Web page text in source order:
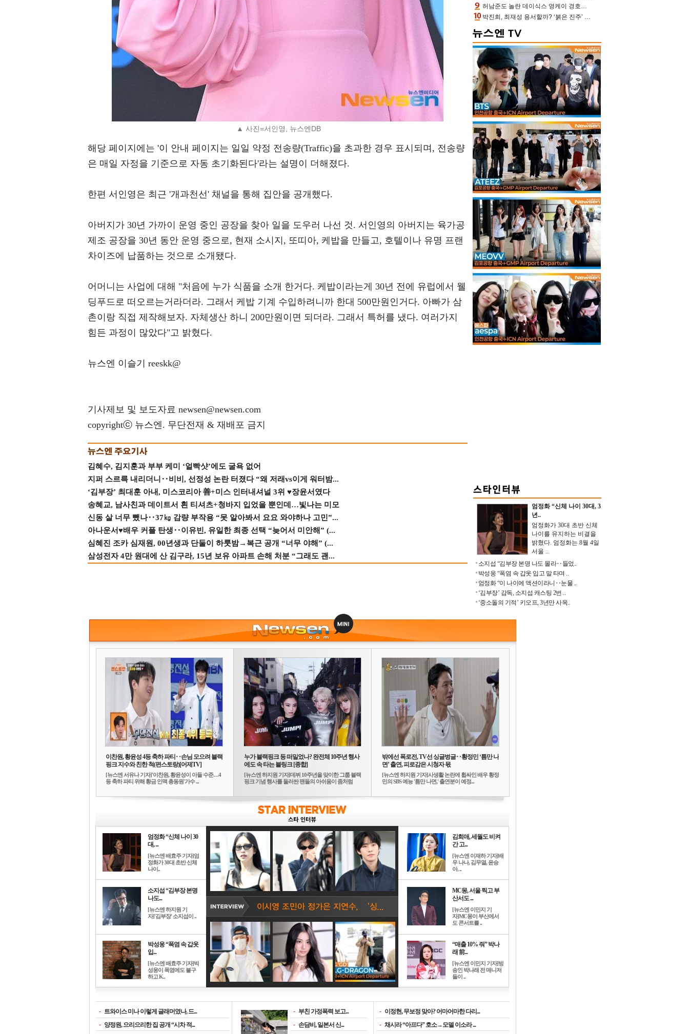
▲ 사진=서인영, 뉴스엔DB
해당 페이지에는 '이 안내 페이지는 일일 약정 전송량(Traffic)을 초과한 경우 표시되며, 전송량
은 매일 자정을 기준으로 자동 초기화된다'라는 설명이 더해졌다.
한편 서인영은 최근 '개과천선' 채널을 통해 집안을 공개했다.
아버지가 30년 가까이 운영 중인 공장을 찾아 일을 도우러 나선 것. 서인영의 아버지는 육가공
제조 공장을 30년 동안 운영 중으로, 현재 소시지, 또띠아, 케밥을 만들고, 호텔이나 유명 프랜
차이즈에 납품하는 것으로 소개됐다.
어머니는 사업에 대해 "처음에 누가 식품을 소개 한거다. 케밥이라는게 30년 전에 유럽에서 웰
딩푸드로 떠오르는거라더라. 그래서 케밥 기계 수입하려니까 한대 500만원인거다. 아빠가 삼
촌이랑 직접 제작해보자. 자체생산 하니 200만원이면 되더라. 그래서 특허를 냈다. 여러가지
힘든 과정이 많았다"고 밝혔다.
뉴스엔 이슬기 reeskk@
기사제보 및 보도자료 newsen@newsen.com
copyrightⓒ 뉴스엔. 무단전재 & 재배포 금지
김혜수, 김지훈과 부부 케미 ‘얼빡샷’에도 굴욕 없어
지퍼 스르륵 내리더니‥비비, 선정성 논란 터졌다 “왜 저래vs이게 워터밤...
‘김부장’ 최대훈 아내, 미스코리아 善+미스 인터내셔널 3위 ♥장윤서였다
송혜교, 남사친과 데이트서 흰 티셔츠+청바지 입었을 뿐인데…빛나는 미모
신동 살 너무 뺐나‥37㎏ 감량 부작용 “못 알아봐서 요요 와야하나 고민”...
아나운서♥배우 커플 탄생‥이유빈, 유일한 최종 선택 “늦어서 미안해” (...
심혜진 조카 심재원, 00년생과 단둘이 하룻밤→복근 공개 “너무 야해” (...
삼성전자 4만 원대에 산 김구라, 15년 보유 아파트 손해 처분 “그래도 괜...
허남준도 놀란 데이식스 영케이 경호원병 과거 “그냥 돌았던 놈”
박진희, 최재성 용서할까? ‘붉은 진주’ 오늘(7일) 결말 나온다
엄정화 “신체 나이 30대, 3
년..
엄정화가 30대 초반 신체
나이를 유지하는 비결을
밝혔다. 엄정화는 8월 4일
서울 ..
소지섭 “김부장 본명 나도 몰라‥들었..
박성웅 “폭염 속 갑옷 입고 말 타며 ..
엄정화 “이 나이에 액션이라니‥눈물 ..
‘김부장’ 감독, 소지섭 캐스팅 2번 ..
‘중소돌의 기적’ 키오프, 3년만 사옥..
이찬원, 황윤성 4등 축하 파티‥손님 모으려 블랙
핑크 지수와 친한 척(편스토랑)[어제TV]
[뉴스엔 서유나 기자]'이찬원, 황윤성이 아들 수준…4
등 축하 파티 위해 황금 인맥 총동원'가수 ...
누가 블랙핑크 등 떠밀었나? 완전체 10주년 행사
에도 속 타는 블링크 [종합]
[뉴스엔 하지원 기자]데뷔 10주년을 맞이한 그룹 블랙
핑크 기념 행사를 둘러싼 팬들의 아쉬움이 좀처럼
밖에선 폭로전, TV선 싱글벙글‥황정민 ‘틈만 나
면’ 출연, 피로감은 시청자 몫
[뉴스엔 하지원 기자]사생활 논란에 휩싸인 배우 황정
민의 SBS 예능 '틈만 나면,' 출연분이 예정...
엄정화 “신체 나이 30
대, ...
[뉴스엔 배효주 기자]엄
정화가 30대 초반 신체
나이..
소지섭 “김부장 본명
나도...
[뉴스엔 하지원 기
자]'김부장' 소지섭이 ..
박성웅 “폭염 속 갑옷
입...
[뉴스엔 배효주 기자]박
성웅이 폭염에도 불구
하고 K..
김희애, 세월도 비켜
간 고...
[뉴스엔 이재하 기자]배
우 나나, 김무열, 윤승
아, ..
MC몽, 서울 찍고 부
산서도 ...
[뉴스엔 이민지 기
자]MC몽이 부산에서
도 콘서트를 ..
“매출 10% 줘” 박나
래 前...
[뉴스엔 이민지 기자]방
송인 박나래 전 매니저
들이 ..
- 트와이스 미나 이렇게 글래머였나, 드...
- 양정원, 으리으리한 집 공개 “시차 적...
- 부친 가정폭력 보고...
- 손담비, 일본서 신...
- 이정현, 무보정 맞아? 어마어마한 다리...
- 채시라 “아프다” 호소→모델 이소라 ...